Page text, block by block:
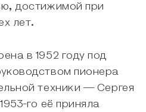
достижимой при
лет.
в 1952 году под
пионера
техники — Сергея
го её приняла